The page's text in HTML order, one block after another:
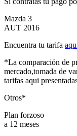
Mazda 3
AUT 2016
Encuentra tu tarifa
*La comparación de
mercado,tomada de
tarifas aqui
Otros*
Plan forzoso
a 12 meses